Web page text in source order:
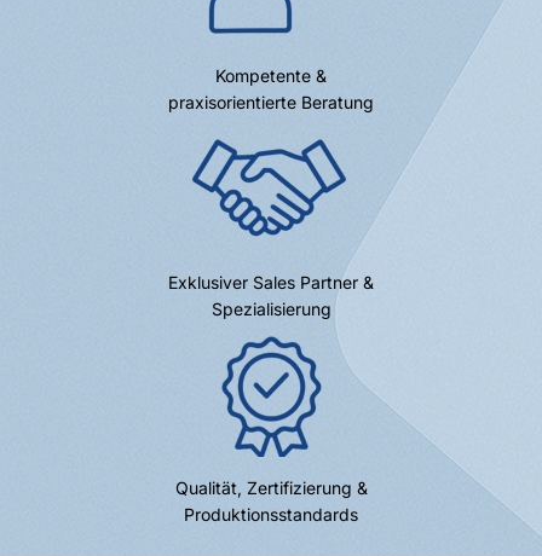
Kompetente &
praxisorientierte Beratung
Exklusiver Sales Partner &
Spezialisierung
Qualität, Zertifizierung &
Produktionsstandards